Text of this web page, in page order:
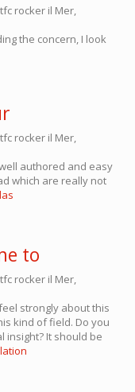
rocker il Mer,
the concern, I look
rocker il Mer,
authored and easy
which are really not
to
rocker il Mer,
strongly about this
kind of field. Do you
insight? It should be